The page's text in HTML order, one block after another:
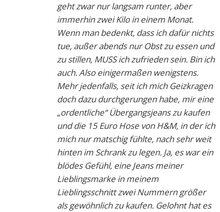
geht zwar nur langsam runter, aber
immerhin zwei Kilo in einem Monat.
Wenn man bedenkt, dass ich dafür nichts
tue, außer abends nur Obst zu essen und
zu stillen, MUSS ich zufrieden sein. Bin ich
auch. Also einigermaßen wenigstens.
Mehr jedenfalls, seit ich mich Geizkragen
doch dazu durchgerungen habe, mir eine
„ordentliche“ Übergangsjeans zu kaufen
und die 15 Euro Hose von H&M, in der ich
mich nur matschig fühlte, nach sehr weit
hinten im Schrank zu legen. Ja, es war ein
blödes Gefühl, eine Jeans meiner
Lieblingsmarke in meinem
Lieblingsschnitt zwei Nummern größer
als gewöhnlich zu kaufen. Gelohnt hat es